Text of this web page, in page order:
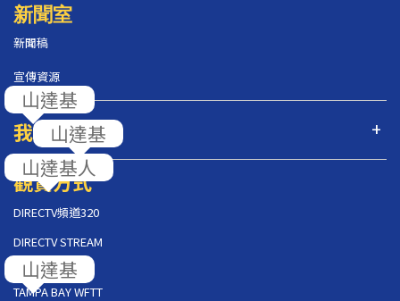
新聞室
新聞稿
宣傳資源
我們的節目
觀賞方式
DIRECTV頻道320
DIRECTV STREAM
AT&T U-VERSE
TAMPA BAY WFTT
山達基
山達基
山達基人
山達基